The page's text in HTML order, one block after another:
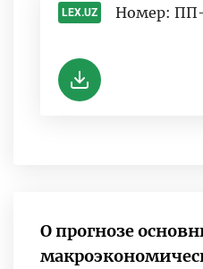
LEX.UZ Номер:
О прогнозе